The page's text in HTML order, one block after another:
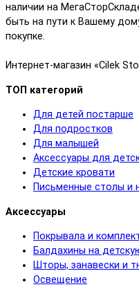
наличии на
быть на пути к Вашему
покупке.
Интернет-магазин «Cilek
ТОП категорий
Для детей постарше
Для подростков
Для малышей
Аксессуары для
Детские кровати
Письменные столы и
Аксессуары
Покрывала и
Балдахины на
Шторы, занавески и
Освещение